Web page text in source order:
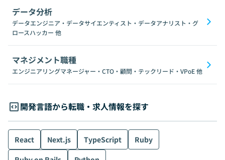
データ分析
データエンジニア・データサイエンティスト・データアナリスト・グ
ロースハッカー 他
マネジメント職種
エンジニアリングマネージャー・CTO・顧問・テックリード・VPoE他
開発言語から転職・求人情報を探す
React Next.js TypeScript
Ruby